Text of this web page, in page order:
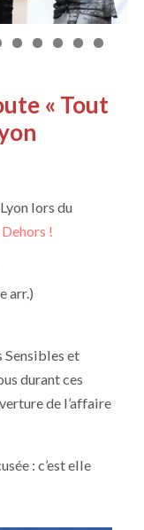
« Tout
lors du
!
arr.)
et
durant ces
de l’affaire
: c’est elle